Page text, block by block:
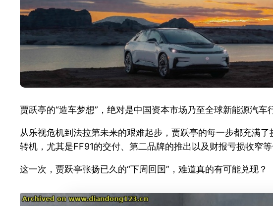
贾跃亭的“造车梦想”，绝对是中国资本市场乃至全球新能源汽车
从乐视危机到法拉第未来的艰难起步，贾跃亭的每一步都充满
转机，尤其是FF91的交付、第二品牌的推出以及财报亏损收窄
这一次，贾跃亭张扬已久的“下周回国”，难道真的有可能兑现？